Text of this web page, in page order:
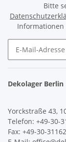
Bitte
Informationen
Dekolager Berlin
Yorckstraße 43,
Telefon: +49-30-
Fax: +49-30-